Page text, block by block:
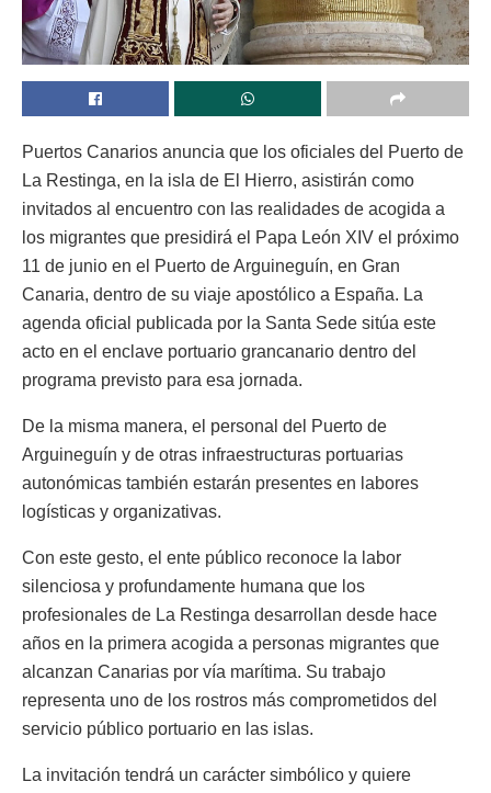
Puertos Canarios anuncia que los oficiales del Puerto de
La Restinga, en la isla de El Hierro, asistirán como
invitados al encuentro con las realidades de acogida a
los migrantes que presidirá el Papa León XIV el próximo
11 de junio en el Puerto de Arguineguín, en Gran
Canaria, dentro de su viaje apostólico a España. La
agenda oficial publicada por la Santa Sede sitúa este
acto en el enclave portuario grancanario dentro del
programa previsto para esa jornada.
De la misma manera, el personal del Puerto de
Arguineguín y de otras infraestructuras portuarias
autonómicas también estarán presentes en labores
logísticas y organizativas.
Con este gesto, el ente público reconoce la labor
silenciosa y profundamente humana que los
profesionales de La Restinga desarrollan desde hace
años en la primera acogida a personas migrantes que
alcanzan Canarias por vía marítima. Su trabajo
representa uno de los rostros más comprometidos del
servicio público portuario en las islas.
La invitación tendrá un carácter simbólico y quiere